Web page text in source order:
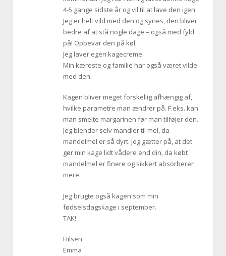
4-5 gange sidste år og vil til at lave den igen.
Jeg er helt vild med den og synes, den bliver
bedre af at stå nogle dage – også med fyld
på! Opbevar den på køl.
Jeg laver egen kagecreme.
Min kæreste og familie har også været vilde
med den.
Kagen bliver meget forskellig afhængig af,
hvilke parametre man ændrer på. F.eks. kan
man smelte margarinen før man tilføjer den.
Jeg blender selv mandler til mel, da
mandelmel er så dyrt. Jeg gætter på, at det
gør min kage lidt vådere end din, da købt
mandelmel er finere og sikkert absorberer
mere.
Jeg brugte også kagen som min
fødselsdagskage i september.
TAK!
Hilsen
Emma